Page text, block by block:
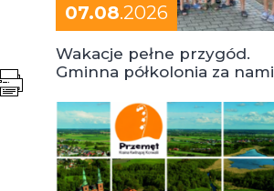
07.08.2026
Wakacje pełne przygód.
Gminna półkolonia za nami